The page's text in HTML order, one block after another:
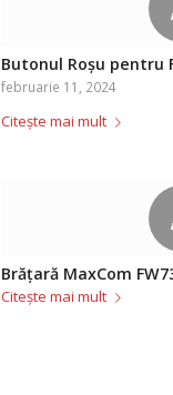
Butonul Roșu pentru
februarie 11, 2024
Citește mai mult
Brățară MaxCom
Citește mai mult